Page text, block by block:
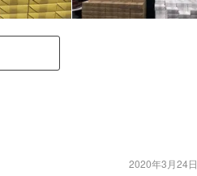
2020年3月24日